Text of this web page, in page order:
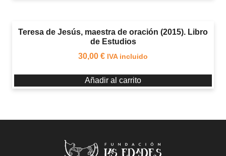
Teresa de Jesús, maestra de oración (2015). Libro
de Estudios
30,00 € IVA incluido
Añadir al carrito